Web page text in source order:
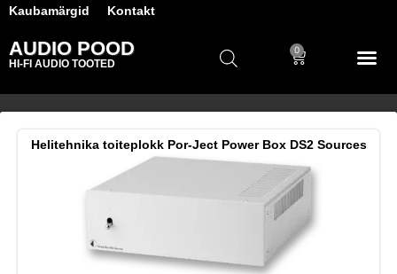
Kaubamärgid Kontakt
AUDIO POOD
HI-FI AUDIO TOOTED
0
Helitehnika toiteplokk Por-Ject Power Box DS2 Sources